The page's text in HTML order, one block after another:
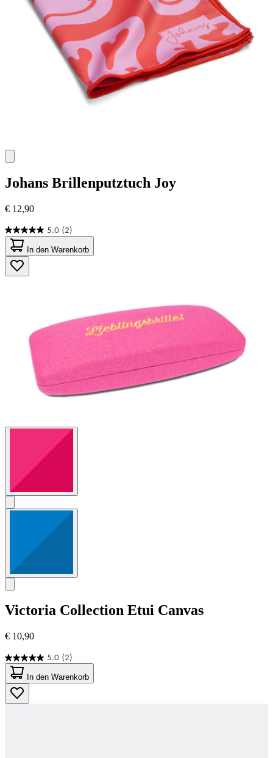
Johans Brillenputztuch Joy
€ 12,90
5.0 (2)
5.0
von
5
Sternen.
2
In den Warenkorb
Victoria Collection Etui Canvas
€ 10,90
5.0 (2)
5.0
von
5
Sternen.
2
In den Warenkorb